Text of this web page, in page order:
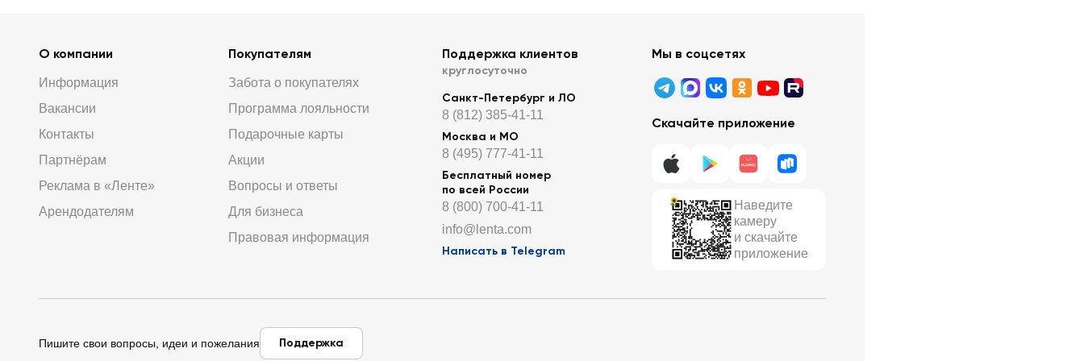
О компании
Информация
Вакансии
Контакты
Партнёрам
Реклама в «Ленте»
Арендодателям
Покупателям
Забота о покупателях
Программа лояльности
Подарочные карты
Акции
Вопросы и ответы
Для бизнеса
Правовая информация
Поддержка клиентов
круглосуточно
Санкт-Петербург и ЛО
8 (812) 385-41-11
Москва и МО
8 (495) 777-41-11
Бесплатный номер
по всей России
8 (800) 700-41-11
info@lenta.com
Написать в Telegram
Мы в соцсетях
Скачайте приложение
Наведите
камеру
и скачайте
приложение
Пишите свои вопросы, идеи и пожелания Поддержка